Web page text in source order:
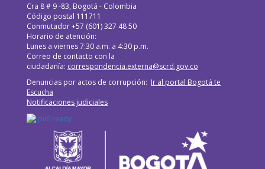
Cra 8 # 9 -83, Bogotá - Colombia
Código postal 111711
Conmutador +57 (601) 327 48 50
Horario de atención:
Lunes a viernes 7:30 a.m. a 4:30 p.m.
Correo de contacto con la
ciudadanía: correspondencia.externa@scrd.gov.co
Denuncias por actos de corrupción: Ir al portal Bogotá te
Escucha
Notificaciones judiciales